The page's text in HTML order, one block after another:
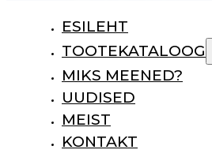
ESILEHT
TOOTEKATALOOG
MIKS MEENED?
UUDISED
MEIST
KONTAKT